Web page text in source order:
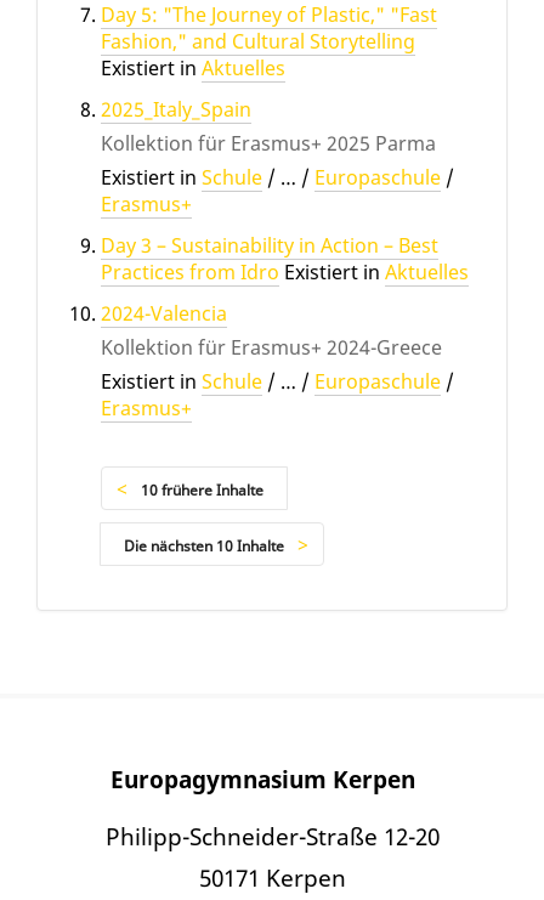
Day 5: "The Journey of Plastic," "Fast
Fashion," and Cultural Storytelling
Existiert in Aktuelles
2025_Italy_Spain
Kollektion für Erasmus+ 2025 Parma
Existiert in Schule / … / Europaschule /
Erasmus+
Day 3 – Sustainability in Action – Best
Practices from Idro Existiert in Aktuelles
2024-Valencia
Kollektion für Erasmus+ 2024-Greece
Existiert in Schule / … / Europaschule /
Erasmus+
10 frühere Inhalte
Die nächsten 10 Inhalte
Europagymnasium Kerpen
Philipp-Schneider-Straße 12-20
50171 Kerpen